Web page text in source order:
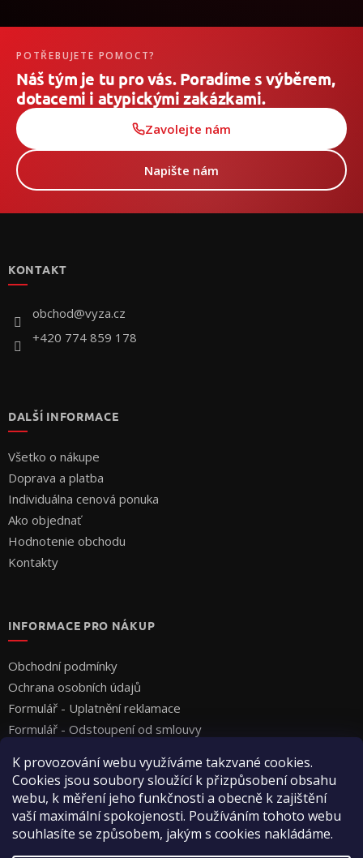
K provozování webu využíváme takzvané cookies.
Cookies jsou soubory sloužící k přizpůsobení obsahu
webu, k měření jeho funkčnosti a obecně k zajištění
vaší maximální spokojenosti. Používáním tohoto webu
souhlasíte se způsobem, jakým s cookies nakládáme.
POTŘEBUJETE POMOCT?
Náš tým je tu pro vás. Poradíme s výběrem,
dotacemi i atypickými zakázkami.
Zavolejte nám
Napište nám
KONTAKT
obchod@vyza.cz
+420 774 859 178
DALŠÍ INFORMACE
Všetko o nákupe
Doprava a platba
Individuálna cenová ponuka
Ako objednať
Hodnotenie obchodu
Kontakty
INFORMACE PRO NÁKUP
Obchodní podmínky
Ochrana osobních údajů
Formulář - Uplatnění reklamace
Formulář - Odstoupení od smlouvy